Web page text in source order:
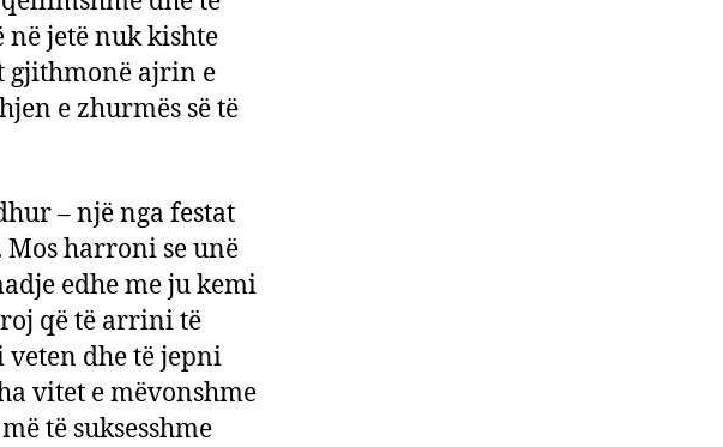
jetë nuk kishte
gjithmonë ajrin e
e zhurmës së të
– një nga festat
harroni se unë
edhe me ju kemi
që të arrini të
dhe të jepni
vitet e mëvonshme
të suksesshme